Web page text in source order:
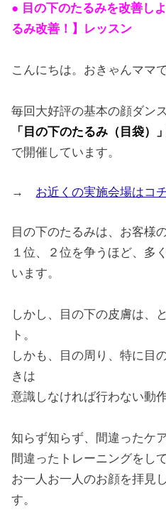
● 目の下のたるみを改善し
るみ改善！】レッスン
こんにちは。おきゃんママ
毎回大好評の基本の顔ダンス
「目の下のたるみ（目袋）
で開催しています。
→ お近くの実施会場はコ
目の下のたるみは、お客様
１位、２位を争うほど、多
います。
しかし、目の下の皮膚は、
ト。
しかも、目の周り、特に目
きは
意識しなければ行わない動作
知らず知らず、間違ったケア
間違ったトレーニングをし
お一人お一人のお顔を拝見
す。